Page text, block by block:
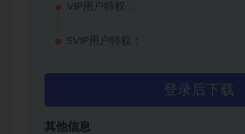
VIP用户特权：
SVIP用户特权：
登录后下载
其他信息